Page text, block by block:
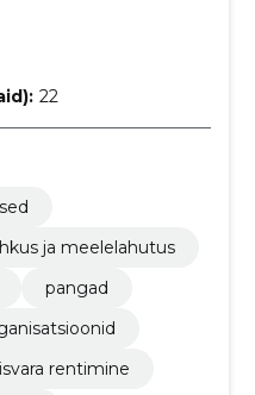
22
ja meelelahutus
pangad
rentimine